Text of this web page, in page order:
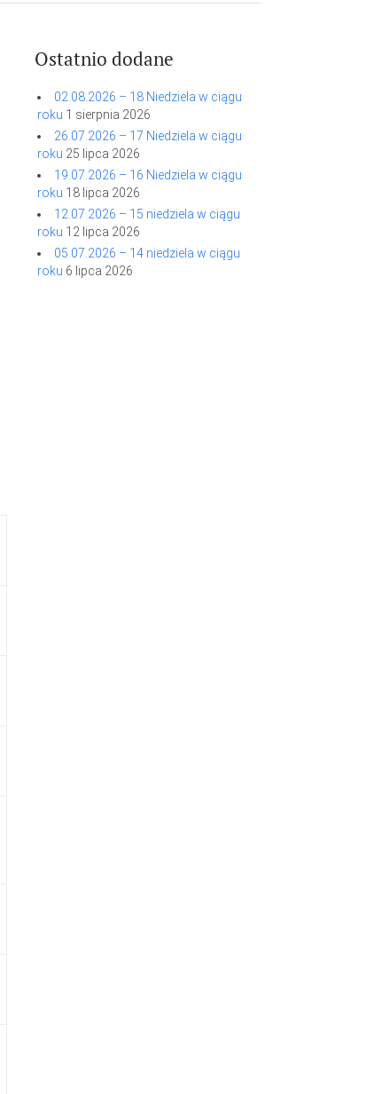
Ostatnio dodane
02.08.2026 – 18 Niedziela w ciągu
roku 1 sierpnia 2026
26.07.2026 – 17 Niedziela w ciągu
roku 25 lipca 2026
19.07.2026 – 16 Niedziela w ciągu
roku 18 lipca 2026
12.07.2026 – 15 niedziela w ciągu
roku 12 lipca 2026
05.07.2026 – 14 niedziela w ciągu
roku 6 lipca 2026